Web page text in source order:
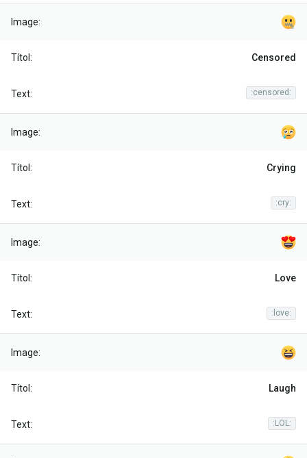
Censored
:censored:
Crying
:cry:
Love
:love:
Laugh
:LOL: